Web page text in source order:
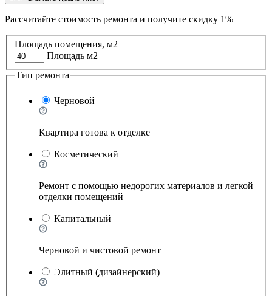
Рассчитайте стоимость ремонта и получите скидку 1%
Площадь помещения, м2
Площадь м2
Тип ремонта
Черновой
Квартира готова к отделке
Косметический
Ремонт с помощью недорогих материалов и легкой
отделки помещений
Капитальный
Черновой и чистовой ремонт
Элитный (дизайнерский)